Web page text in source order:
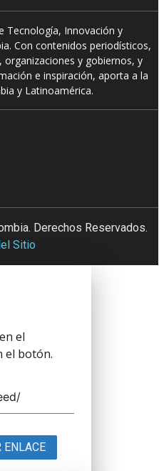
Tecnología, Innovación y
Con contenidos periodísticos,
organizaciones y gobiernos, y
e inspiración, aporta a la
y Latinoamérica.
Derechos Reservados.
Sitio
el
el botón.
ENLACE